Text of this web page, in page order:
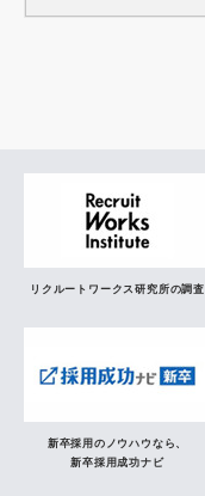
リクルートワークス研究所の調査
新卒採用のノウハウなら、
新卒採用成功ナビ